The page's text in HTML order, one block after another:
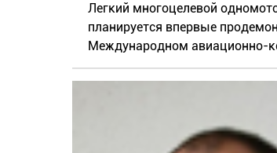
Легкий многоцелевой
планируется впервые
Международном авиационно-